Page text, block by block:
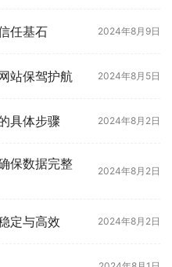
任基石 2024年8月9日
站保驾护航 2024年8月5日
具体步骤 2024年8月2日
保数据完整
2024年8月2日
定与高效 2024年8月2日